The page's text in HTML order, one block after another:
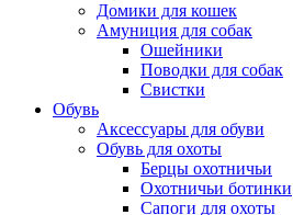
Домики для кошек
Амуниция для собак
Ошейники
Поводки для собак
Свистки
Обувь
Аксессуары для обуви
Обувь для охоты
Берцы охотничьи
Охотничьи ботинки
Сапоги для охоты